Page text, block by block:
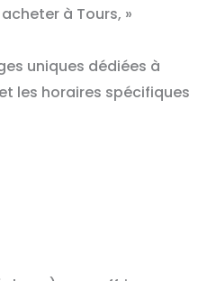
à Tours, »
uniques dédiées à
les horaires spécifiques